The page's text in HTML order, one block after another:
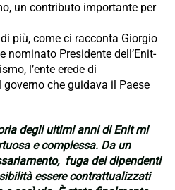
un contributo importante per
più, come ci racconta Giorgio
nominato Presidente dell’Enit-
l’ente erede di
che guidava il Paese
degli ultimi anni di Enit mi
e complessa. Da un
fuga dei dipendenti
essere contrattualizzati